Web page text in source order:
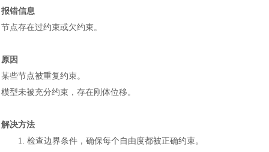
报错信息
节点存在过约束或欠约束。
原因
某些节点被重复约束。
模型未被充分约束，存在刚体位移。
解决方法
1. 检查边界条件，确保每个自由度都被正确约束。